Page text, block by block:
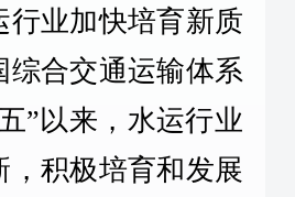
业加快培育新质
综合交通运输体系
”以来，水运行业
积极培育和发展